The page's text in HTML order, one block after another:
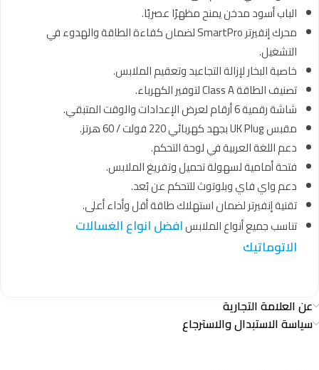
الباب أسود مدخن يمنح مظهرًا عصريًا.
محرك إنفيرتر SmartPro لضمان كفاءة الطاقة والهدوء في
التشغيل.
خاصية البخار لإزالة التجاعيد وتعقيم الملابس.
تصنيف الطاقة Class A لتوفير الكهرباء.
شاشة رقمية 6 أرقام لعرض الإعدادات والوقت المتبقي.
مقبس UK Plug بجهد كهربائي 220 فولت / 60 هرتز.
دعم اللغة العربية في لوحة التحكم.
فتحة أمامية لسهولة تحميل وتفريغ الملابس.
دعم واي فاي وبلوتوث للتحكم عن بُعد.
تقنية إنفيرتر لضمان استهلاك طاقة أقل وأداء أعلى.
تناسب جميع أنواع الملابسافضل انواع الغسالات
الاتوماتيك
عن العلامة التجارية
سياسة الاستبدال والاسترجاع